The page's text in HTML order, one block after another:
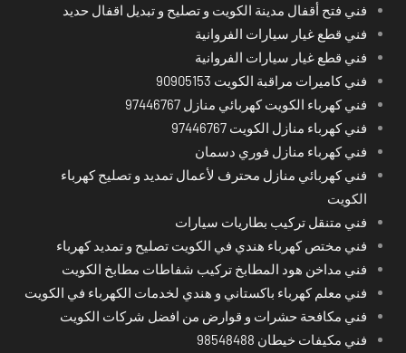
فني فتح أقفال مدينة الكويت و تصليح و تبديل اقفال حديد
فني قطع غيار سيارات الفروانية
فني قطع غيار سيارات الفروانية
فني كاميرات مراقبة الكويت 90905153
فني كهرباء الكويت كهربائي منازل 97446767
فني كهرباء منازل الكويت 97446767
فني كهرباء منازل فوري دسمان
فني كهربائي منازل محترف لأعمال تمديد و تصليح كهرباء
الكويت
فني متنقل تركيب بطاريات سيارات
فني مختص كهرباء هندي في الكويت تصليح و تمديد كهرباء
فني مداخن هود المطابخ تركيب شفاطات مطابخ الكويت
فني معلم كهرباء باكستاني و هندي لخدمات الكهرباء في الكويت
فني مكافحة حشرات و قوارض من افضل شركات الكويت
فني مكيفات خيطان 98548488